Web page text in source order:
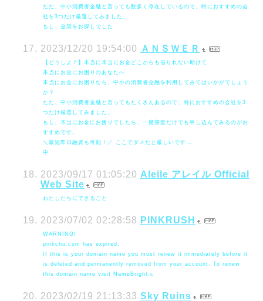
ただ、中小消費者金融と言っても数多く存在しているので、特におすすめの会
社を3つだけ厳選してみました。
もし、金策をお探しでした
2023/12/20 19:54:00 ＡＮＳＷＥＲ
【どうしよ？】本当に本当にお金どこからも借りれない助けて
本当にお金にお困りのあなたへ
本当にお金にお困りなら、中小の消費者金融を利用してみてはいかがでしょう
か？
ただ、中小消費者金融と言ってもたくさんあるので、特におすすめの会社を3
つだけ厳選してみました。
もし、本当にお金にお困りでしたら、一度審査だけでも申し込んでみるのがお
すすめです。
＼最短即日融資も可能！／ ここでダメだと厳しいです…
中
2023/09/17 01:05:20 Aleile アレイル Official
Web Site
わたしたちにできること
2023/07/02 02:28:58 PINKRUSH
WARNING!
pinkchu.com has expired.
If this is your domain name you must renew it immediately before it
is deleted and permanently removed from your account. To renew
this domain name visit NameBright.c
2023/02/19 21:13:33 Sky Ruins